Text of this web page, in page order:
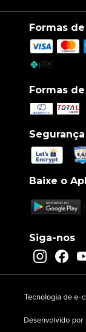
Formas
Formas
Segurança
Baixe o
Siga-nos